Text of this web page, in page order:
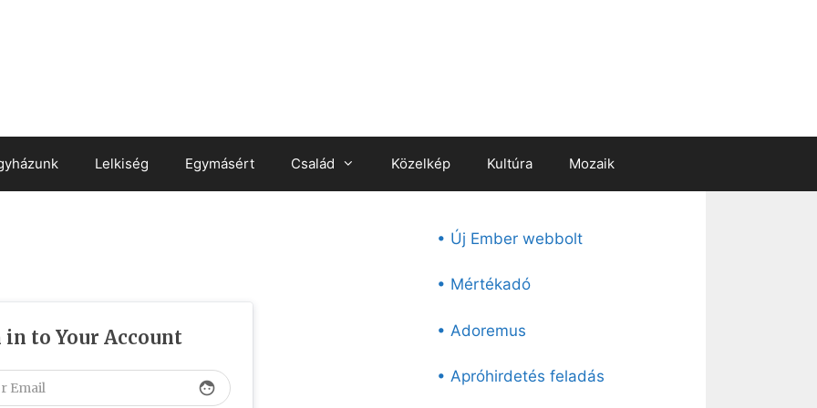
Lelkiség Egymásért Család Közelkép Kultúra Mozaik
in to Your Account
face
• Új Ember webbolt
• Mértékadó
• Adoremus
• Apróhirdetés feladás